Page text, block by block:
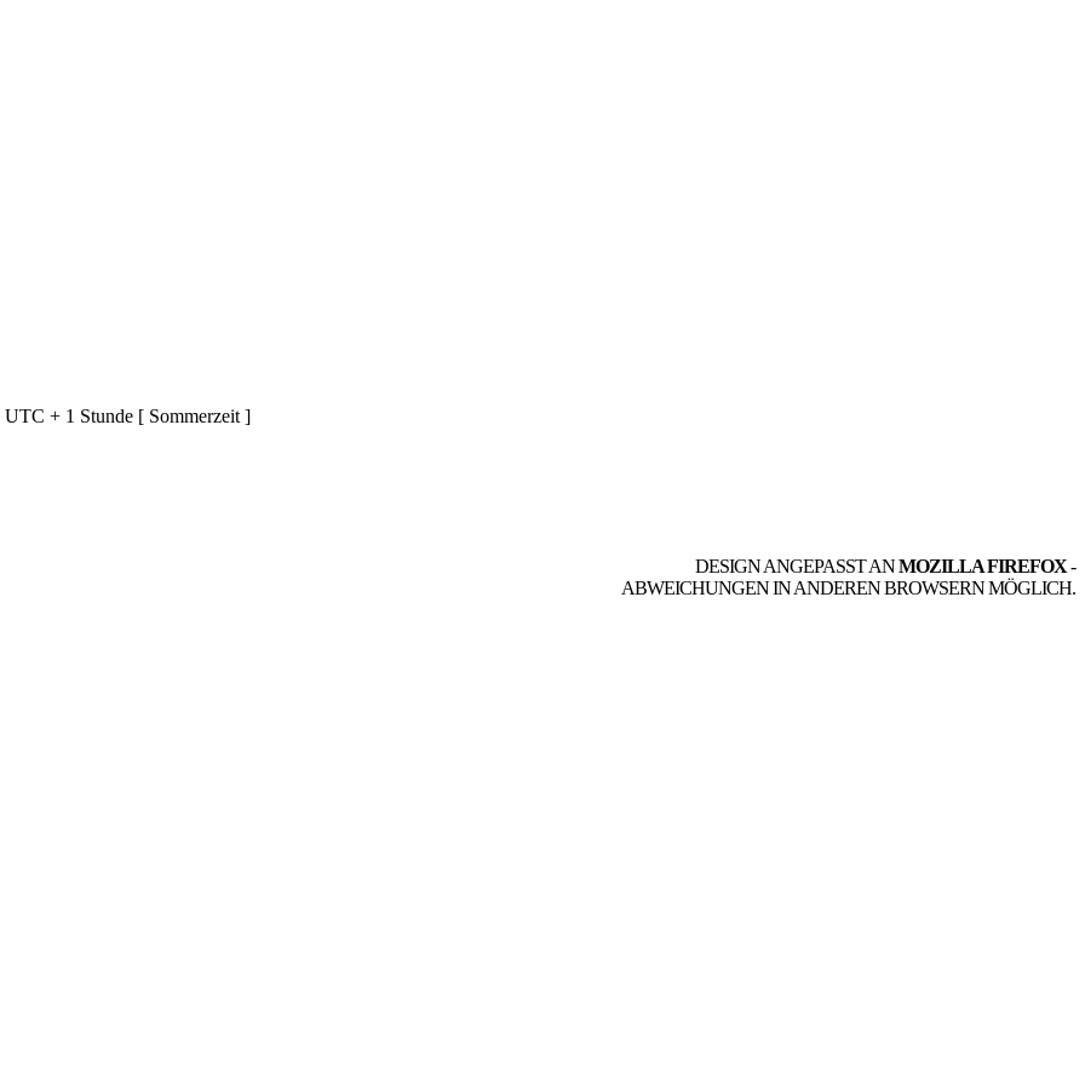
+ 1 Stunde [ Sommerzeit ]
DESIGN ANGEPASST ANMOZILLA FIREFOX-
ABWEICHUNGEN IN ANDEREN BROWSERN MÖGLICH.